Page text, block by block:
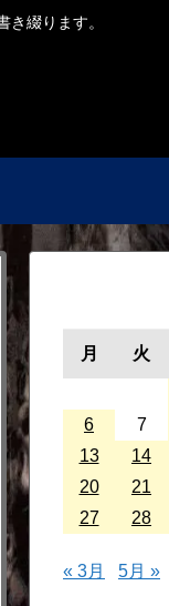
綴ります。
月 火
6
7
13
14
20
21
27
28
« 3月 5月 »